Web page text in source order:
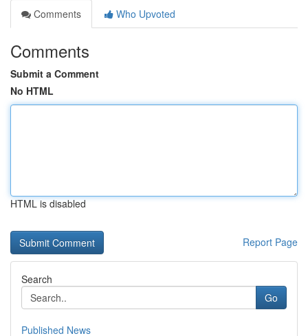
Comments
Who Upvoted
Comments
Submit a Comment
No HTML
HTML is disabled
Report Page
Search
Go
Published News